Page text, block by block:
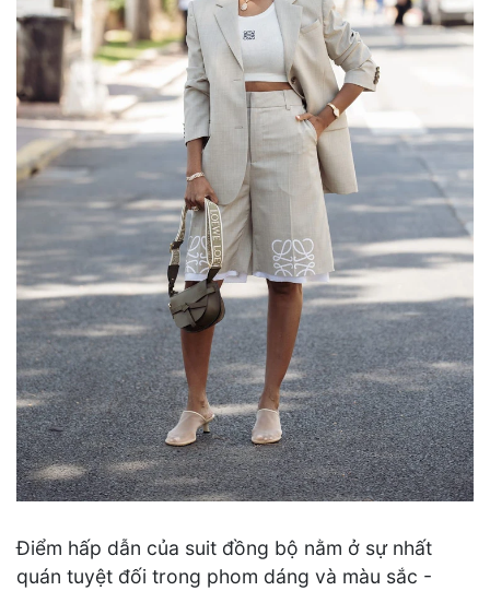
Điểm hấp dẫn của suit đồng bộ nằm ở sự nhất
quán tuyệt đối trong phom dáng và màu sắc -